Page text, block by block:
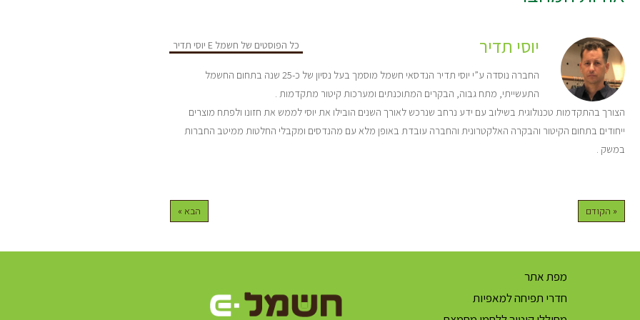
יוסי תדיר כל הפוסטים של חשמל E יוסי תדיר
החברה נוסדה ע”י יוסי תדיר הנדסאי חשמל מוסמך בעל נסיון של כ-25 שנה בתחום החשמל
התעשייתי, מתח גבוה, הבקרים המתוכנתים ומערכות קיטור מתקדמות .
הצורך בהתקדמות טכנולוגית בשילוב עם ידע נרחב שנרכש לאורך השנים הובילו את יוסי לממש את חזונו ולפתח מוצרים
ייחודים בתחום הקיטור והבקרה האלקטרונית והחברה עובדת באופן מלא עם מהנדסים ומקבלי החלטות ממיטב החברות
במשק .
« הקודם הבא »
מפת אתר
חדרי תפיחה למאפיות